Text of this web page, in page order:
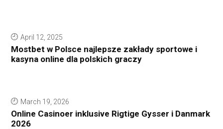
April 12, 2025
Mostbet w Polsce najlepsze zakłady sportowe i
kasyna online dla polskich graczy
March 19, 2026
Online Casinoer inklusive Rigtige Gysser i Danmark
2026